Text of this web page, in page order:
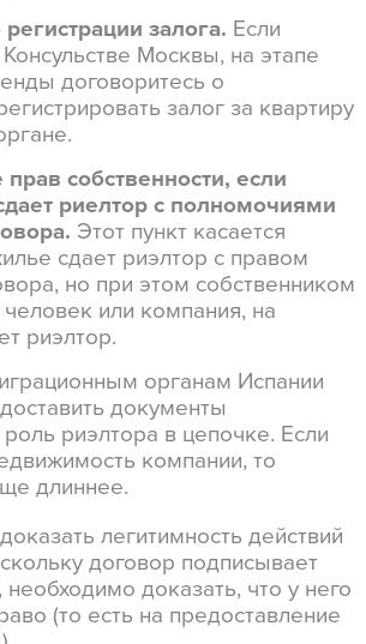
залога. Если
Москвы, на этапе
договоритесь о
залог за квартиру
собственности, если
риелтор с полномочиями
Этот пункт касается
сдает риэлтор с правом
но при этом собственником
человек или компания, на
риэлтор.
органам Испании
документы
риэлтора в цепочке. Если
компании, то
длиннее.
легитимность действий
договор подписывает
необходимо доказать, что у него
(то есть на предоставление